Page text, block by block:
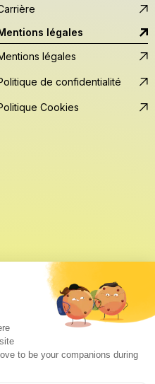
légales
légales
de confidentialité
Cookies
droits réservés